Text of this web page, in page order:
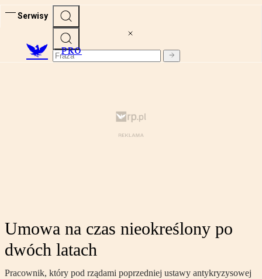
Serwisy
PRO
Umowa na czas nieokreślony po
dwóch latach
Pracownik, który pod rządami poprzedniej ustawy antykryzysowej